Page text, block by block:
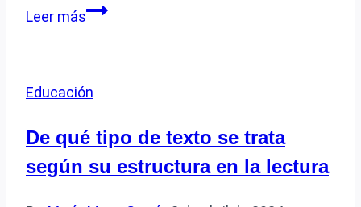
Leer másCómo
conozcas
conoscas
Educación
De qué tipo de texto se trata
según su estructura en la lectura